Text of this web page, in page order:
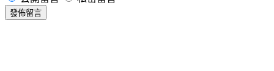
發佈留言